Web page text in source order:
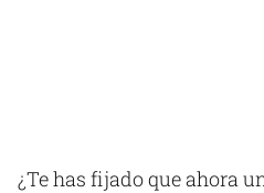
¿Te has fijado que ahora